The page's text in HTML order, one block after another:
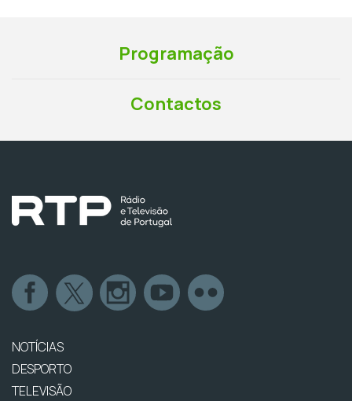
Programação
Contactos
NOTÍCIAS
DESPORTO
TELEVISÃO